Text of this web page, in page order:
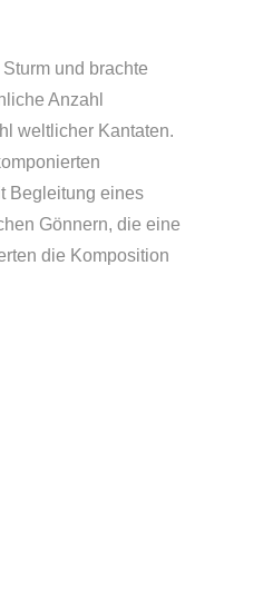
und brachte
Anzahl
weltlicher Kantaten.
Begleitung eines
Gönnern, die eine
die Komposition